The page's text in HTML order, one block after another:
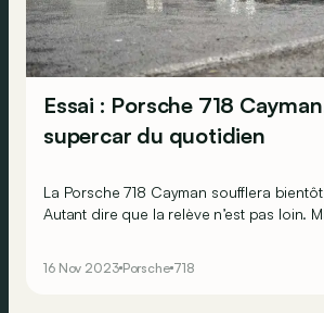
Essai : Porsche 718
supercar du quotidien
La Porsche 718 Cayman soufflera
Autant dire que la relève n’est pas loin.
16 Nov 2023 Porsche 718